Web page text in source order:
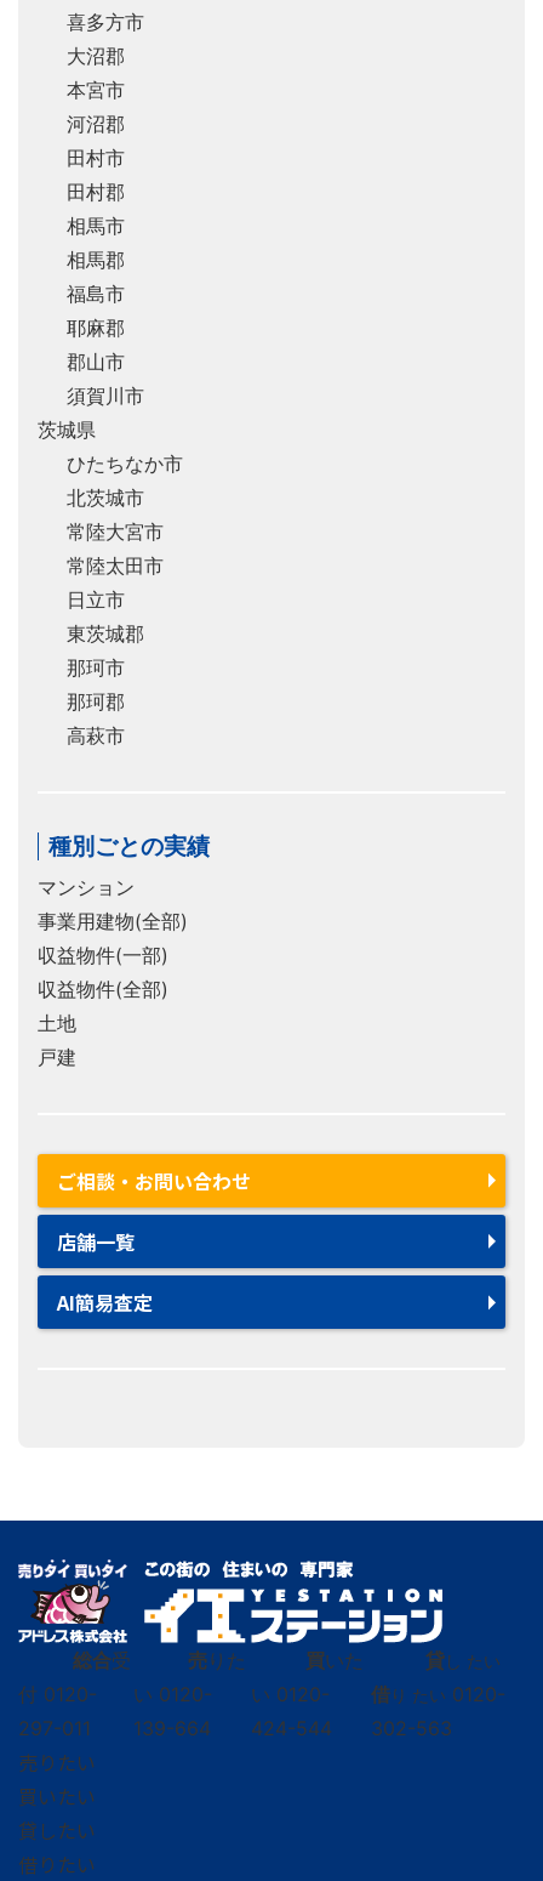
喜多方市
大沼郡
本宮市
河沼郡
田村市
田村郡
相馬市
相馬郡
福島市
耶麻郡
郡山市
須賀川市
茨城県
ひたちなか市
北茨城市
常陸大宮市
常陸太田市
日立市
東茨城郡
那珂市
那珂郡
高萩市
種別ごとの実績
マンション
事業用建物(全部)
収益物件(一部)
収益物件(全部)
土地
戸建
ご相談・お問い合わせ
店舗一覧
AI簡易査定
総合受
付 0120-
297-011
売りた
い 0120-
139-664
買いた
い 0120-
424-544
貸し たい
借り たい 0120-
302-563
売りたい
買いたい
貸したい
借りたい